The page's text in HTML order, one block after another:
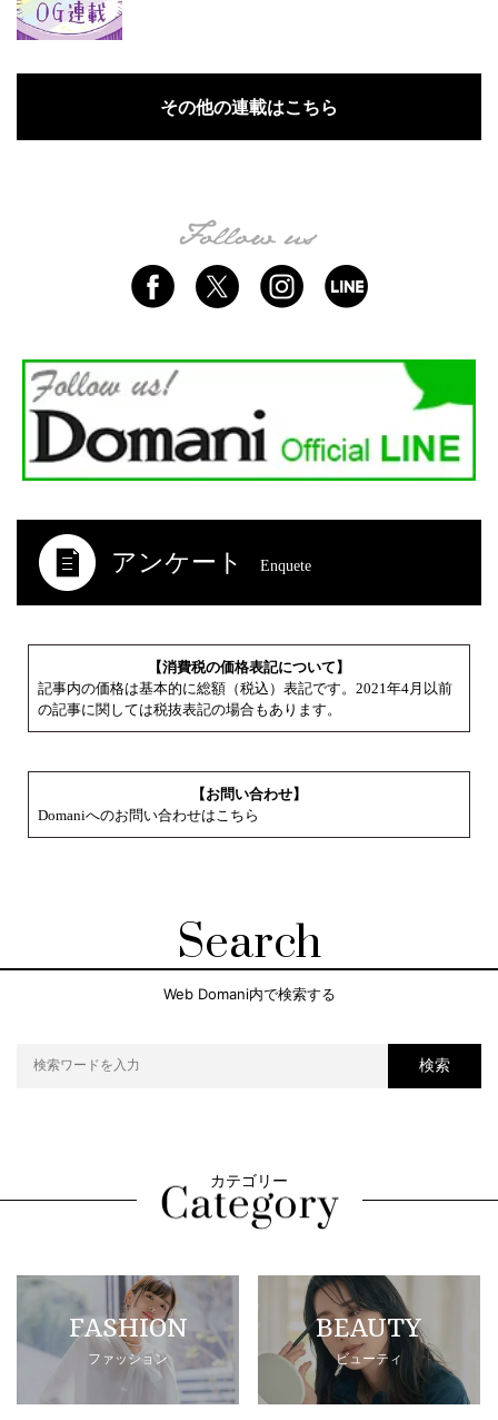
その他の連載はこちら
アンケート Enquete
【消費税の価格表記について】
記事内の価格は基本的に総額（税込）表記です。2021年4月以前
の記事に関しては税抜表記の場合もあります。
【お問い合わせ】
Domaniへのお問い合わせはこちら
Search
Web Domani内で検索する
検索
カテゴリー
FASHION
ファッション
BEAUTY
ビューティ